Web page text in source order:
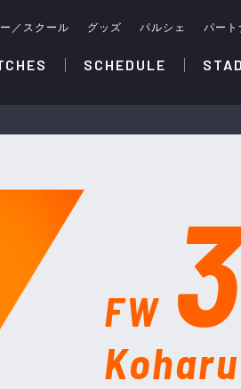
／スクール グッズ パルシェ パート
SCHEDULE
FW